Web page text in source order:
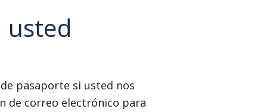
usted
pasaporte si usted nos
de correo electrónico para